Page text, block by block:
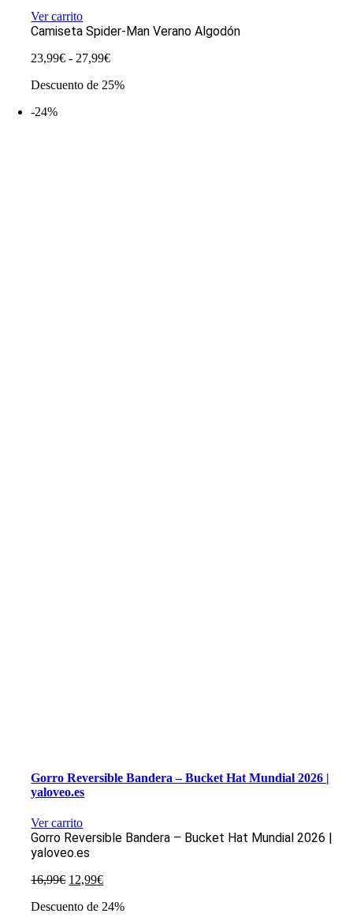
Ver carrito
Camiseta Spider-Man Verano Algodón
23,99€ - 27,99€Rango
precios:
Descuento de 25%
-24%
Gorro Reversible Bandera – Bucket Hat Mundial 2026 |
yaloveo.es
Ver carrito
Gorro Reversible Bandera – Bucket Hat Mundial 2026 |
yaloveo.es
16,99€ El
original
12,99€El
actual
Descuento de 24%